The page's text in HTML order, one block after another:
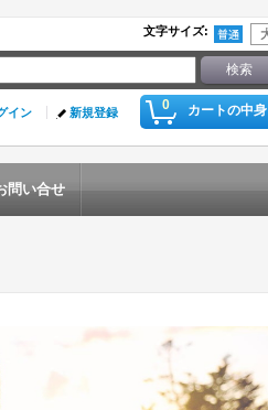
文字サイズ:
0 カートの中身
イン 新規登録
問い合せ